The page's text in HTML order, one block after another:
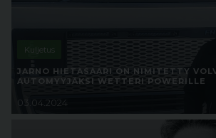
Kuljetus
JARNO HIETASAARI ON NIMITETTY
AUTOMYYJÄKSI WETTERI POWERILLE
03.04.2024